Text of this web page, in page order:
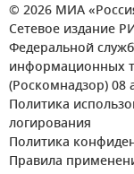
© 2026 МИА
Сетевое издание
Федеральной
информационных
(Роскомнадзор) 08
Политика
логирования
Политика
Правила